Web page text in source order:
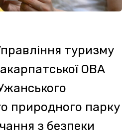
парку
рекреаційні
та разом з
провів